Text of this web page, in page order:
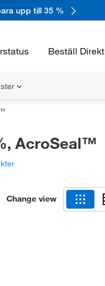
upp till 35 %
Beställ Direkt
AcroSeal™
Change view